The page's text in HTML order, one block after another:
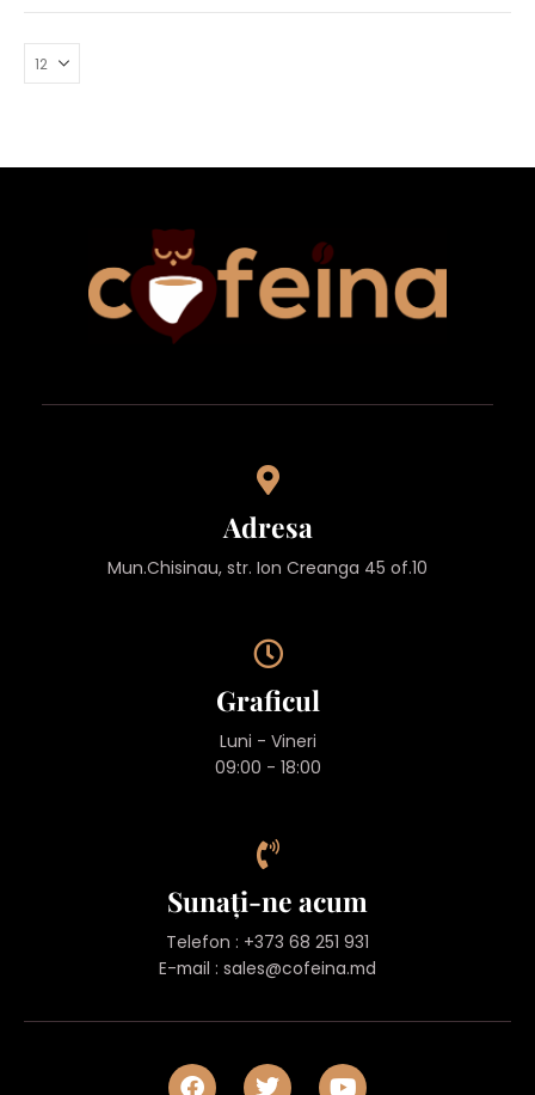
Adresa
Mun.Chisinau, str. Ion Creanga 45 of.10
Graficul
Luni - Vineri
09:00 - 18:00
Sunați-ne acum
Telefon : +373 68 251 931
E-mail : sales@cofeina.md